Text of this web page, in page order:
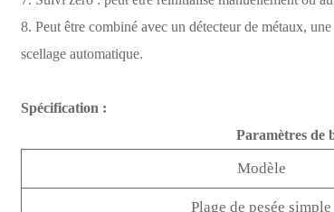
8. Peut être combiné avec un détecteur de métaux,
scellage automatique.
Spécification :
Paramètres de
Modèle
Plage de pesée simple